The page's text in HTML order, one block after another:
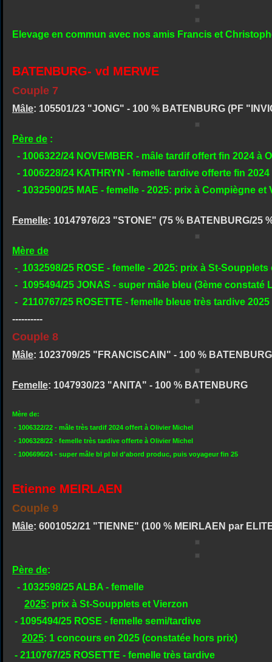
Elevage en commun avec nos amis Francis et
BATENBURG- vd MERWE
Couple 7
Mâle: 105501/23 "JONG" - 100 % BATENBURG (PF
Père de :
- 1006322/24 NOVEMBER - mâle tardif offert fin 2024 à
- 1006228/24 KATHRYN - femelle tardive offerte fin
- 1032590/25 MAE - femelle - 2025: prix à Compiègne
Femelle: 10147976/23 "STONE" (75 % BATENBURG/25
Mère de
- 1032598/25 ROSE - femelle - 2025: prix à St-Soupplets
- 1095494/25 JONAS - super mâle bleu (3ème constaté
- 2110767/25 ROSETTE - femelle bleue très tardive 2025
----------
Couple 8
Mâle: 1023709/25 "FRANCISCAIN" - 100 % BATENBURG
Femelle: 1047930/23 "ANITA" - 100 % BATENBURG
Mère de:
- 1006322/22 - mâle très tardif 2024 offert à Olivier Michel
- 1006328/22 - femelle très tardive offerte à Olivier Michel
- 1006696/24 - super mâle bl pl bl d'abord produc, puis voyageur fin 25
Etienne MEIRLAEN
Couple 9
Mâle: 6001052/21 "TIENNE" (100 % MEIRLAEN par
Père de:
- 1032598/25 ALBA - femelle
2025: prix à St-Soupplets et Vierzon
- 1095494/25 ROSE - femelle semi/tardive
2025: 1 concours en 2025 (constatée hors prix)
- 2110767/25 ROSETTE - femelle très tardive